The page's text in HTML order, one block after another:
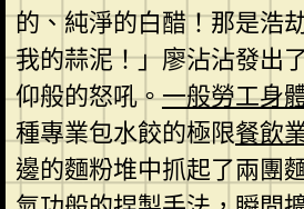
的、純淨的白醋！那是浩
我的蒜泥！」廖沾沾發出
仰般的怒吼。一般勞工身
種專業包水餃的極限餐飲
邊的麵粉堆中抓起了兩團